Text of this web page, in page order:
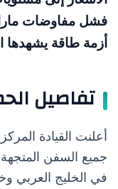
فشل مفاوضات
أزمة طاقة يشهدها
تفاصيل
أعلنت القيادة
جميع السفن المتجهة
في الخليج العربي